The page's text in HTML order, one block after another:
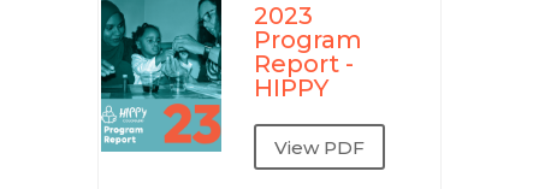
2023
Program
Report -
HIPPY
View PDF